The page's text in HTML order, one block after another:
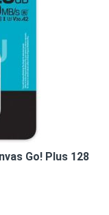
Go! Plus 128